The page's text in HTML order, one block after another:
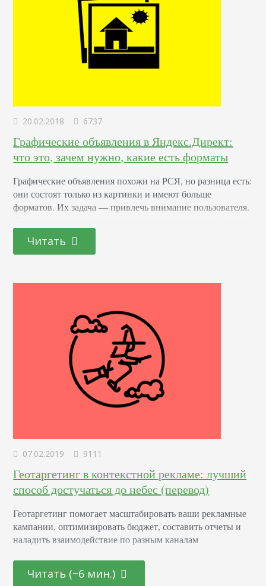
20.02.2018 6737
Графические объявления в Яндекс.Директ:
что это, зачем нужно, какие есть форматы
Графические объявления похожи на РСЯ, но разница есть:
они состоят только из картинки и имеют больше
форматов. Их задача — привлечь внимание пользователя.
ориентирован на визуальное восприятие. Как это
использовать при реализации рекламных кампаний? Об
рекламы может быть…
Читать
07.02.2019 9111
Геотаргетинг в контекстной рекламе: лучший
способ достучаться до небес (перевод)
Геотаргетинг помогает масштабировать ваши рекламные
кампании, оптимизировать бюджет, составить отчеты и
наладить взаимодействие по разным каналам
географии, любая ppc-кампания будет неполноценной.
Вне зависимости от бюджета вашей рекламы, целей,
Читать (~6 мин.)